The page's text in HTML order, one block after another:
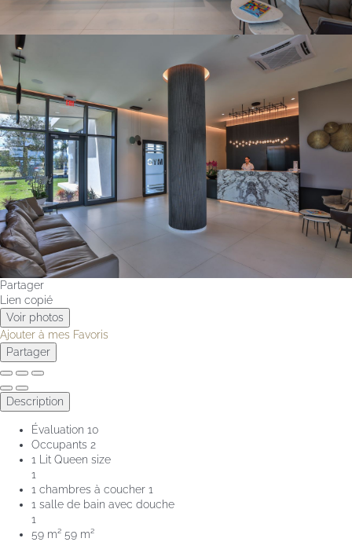
Partager
Lien copié
Voir photos
Ajouter à mes Favoris
Partager
Description
Évaluation 10
Occupants 2
1 Lit Queen size
1
1 chambres à coucher 1
1 salle de bain avec douche
1
59 m² 59 m²